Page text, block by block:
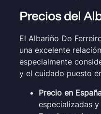
Precios del
El Albariño Do
una excelente
especialmente
y el cuidado puesto
Precio en
especializadas